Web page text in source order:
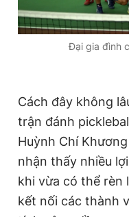
Đại gia đình
Cách đây không
trận đánh
Huỳnh Chí
nhận thấy nhiều
khi vừa có thể rèn
kết nối các thành